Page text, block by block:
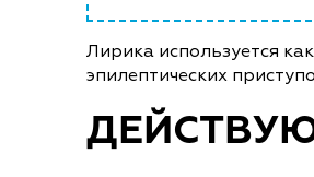
Лирика используется
эпилептических